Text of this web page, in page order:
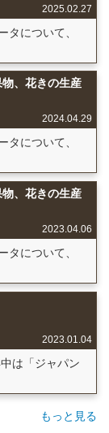
2025.02.27
タについて、
、花きの生産
2024.04.29
タについて、
、花きの生産
2023.04.06
タについて、
2023.01.04
は「ジャパン
もっと見る